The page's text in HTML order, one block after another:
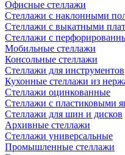
Офисные стеллажи
Стеллажи с наклонными
Стеллажи с выкатными
Стеллажи с
Мобильные стеллажи
Консольные стеллажи
Стеллажи для инструментов
Кухонные стеллажи из
Стеллажи оцинкованные
Стеллажи с пластиковыми
Стеллажи для шин и дисков
Архивные стеллажи
Стеллажи универсальные
Промышленные стеллажи